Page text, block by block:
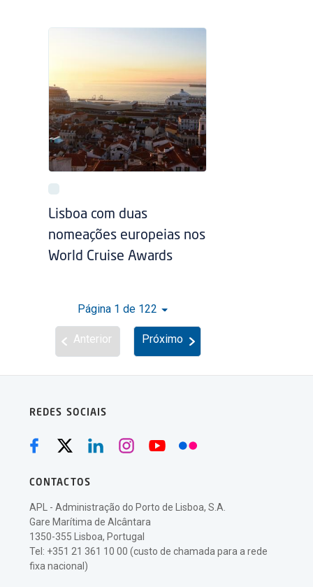
Lisboa com duas
nomeações europeias nos
World Cruise Awards
Página 1 de 122
Anterior Próximo
REDES SOCIAIS
CONTACTOS
APL - Administração do Porto de Lisboa, S.A.
Gare Marítima de Alcântara
1350-355 Lisboa, Portugal
Tel: +351 21 361 10 00 (custo de chamada para a rede
fixa nacional)